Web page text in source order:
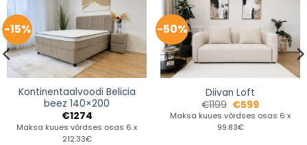
-15%
Kontinentaalvoodi Belicia
beez 140×200
€1274
Maksa kuues võrdses osas 6 x
212.33€
-50%
Diivan Loft
€1199 €599
Maksa kuues võrdses osas 6 x
99.83€